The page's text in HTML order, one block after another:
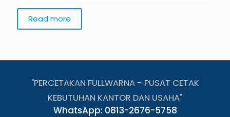
Read more
"PERCETAKAN FULLWARNA - PUSAT CETAK
KEBUTUHAN KANTOR DAN USAHA"
WhatsApp: 0813-2676-5758